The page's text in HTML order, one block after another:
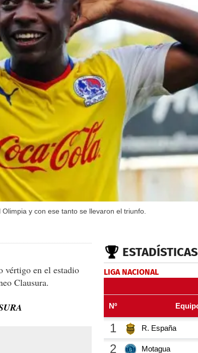
y con ese tanto se llevaron el triunfo.
vértigo en el estadio
Clausura.
ESTADÍSTICAS
LIGA NACIONAL